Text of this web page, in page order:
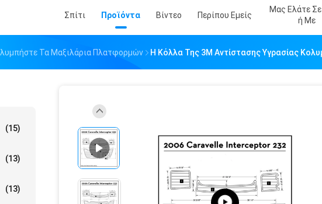
Σπίτι Προϊόντα Βίντεο Περίπου Εμείς
Μας Ελάτε
Ή Με
Τα Μαξιλάρια Πλατφορμών Η Κόλλα Της 3M Αντίστασης Υγρασίας
(15)
(13)
(13)